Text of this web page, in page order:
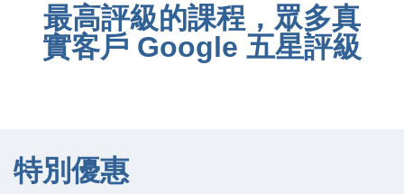
最高評級的課程，眾多真
實客戶 Google 五星評級
特別優惠